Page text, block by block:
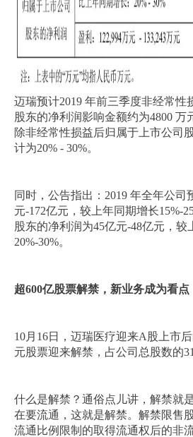
迈瑞预计2019 年前三季度非经常性
股东的净利润影响金额约为4800 万
除非经常性损益后归属于上市公司
计为20% - 30%。
同时，公告指出：2019 年全年公司
元-172亿元，较上年同期增长15%-
股东的净利润为45亿元-48亿元，较
20%-30%。
超600亿股票解禁，新业务成为看点
10月16日，迈瑞医疗迎来A股上市
元股票迎来解禁，占公司总股数的
什么是解禁？通俗点儿讲，解禁就
在要流通，这就是解禁。解禁限售
流通比例限制的取得流通权后的非